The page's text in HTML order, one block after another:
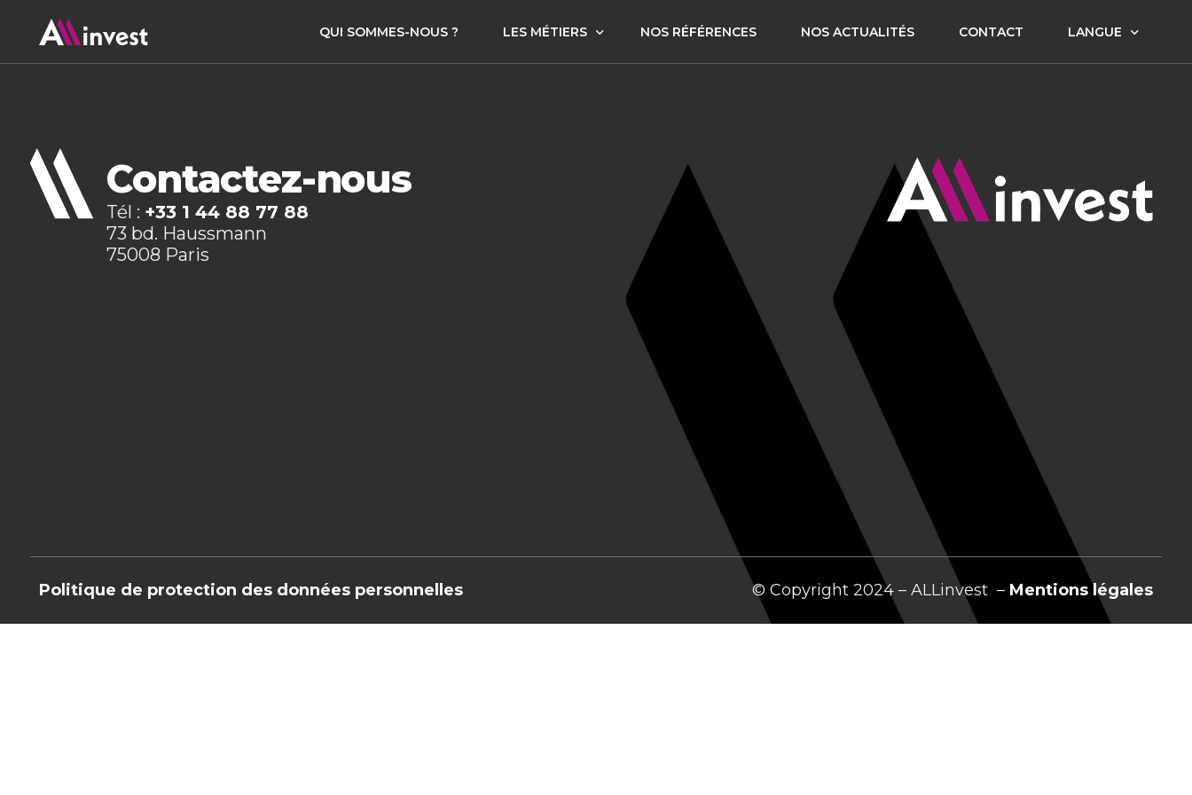
QUI SOMMES-NOUS ? LES MÉTIERS
Sully Patrimoine Gestion
NOS RÉFÉRENCES NOS ACTUALITÉS CONTACT LANGUE
Contactez-nous
Tél : +33 1 44 88 77 88
73 bd. Haussmann
75008 Paris
Politique de protection des données personnelles © Copyright 2024 – ALLinvest – Mentions légales